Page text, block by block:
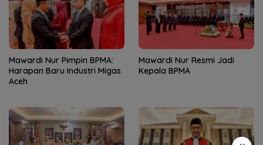
Mawardi Nur Pimpin BPMA:
Harapan Baru Industri Migas
Aceh
Mawardi Nur Resmi Jadi
Kepala BPMA